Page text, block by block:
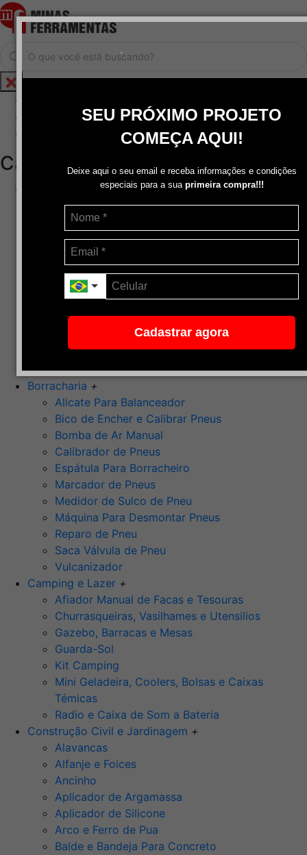
.
SEU PRÓXIMO PROJETO
COMEÇA AQUI!
Deixe aqui o seu email e receba informações e condições
especiais para a sua primeira compra!!!
Cadastrar agora
Cadastrar / Logar
Central de Atendimento
Categorias
Disco de Corte
Disco de Corte e Desbaste-Dupla Aplicação
Disco de Desbaste
Escovas de Aço
Escovas de Latão
Lixas
Pasta Para Assentar Válvula
Pedra de Afiar
Ponta Montada (Oxido de Alumínio)
Rebolos
Borracharia +
Alicate Para Balanceador
Bico de Encher e Calibrar Pneus
Bomba de Ar Manual
Calibrador de Pneus
Espátula Para Borracheiro
Marcador de Pneus
Medidor de Sulco de Pneu
Máquina Para Desmontar Pneus
Reparo de Pneu
Saca Válvula de Pneu
Vulcanizador
Camping e Lazer +
Afiador Manual de Facas e Tesouras
Churrasqueiras, Vasilhames e Utensilios
Gazebo, Barracas e Mesas
Guarda-Sol
Kit Camping
Mini Geladeira, Coolers, Bolsas e Caixas
Témicas
Radio e Caixa de Som a Bateria
Construção Civil e Jardinagem +
Alavancas
Alfanje e Foices
Ancinho
Aplicador de Argamassa
Aplicador de Silicone
Arco e Ferro de Pua
Balde e Bandeja Para Concreto